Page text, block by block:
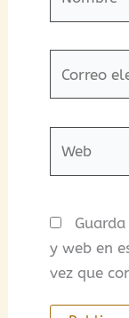
y web en
vez que